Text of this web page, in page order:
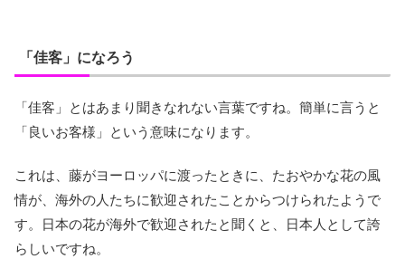
「佳客」になろう
「佳客」とはあまり聞きなれない言葉ですね。簡単に言うと
「良いお客様」という意味になります。
これは、藤がヨーロッパに渡ったときに、たおやかな花の風
情が、海外の人たちに歓迎されたことからつけられたようで
す。日本の花が海外で歓迎されたと聞くと、日本人として誇
らしいですね。